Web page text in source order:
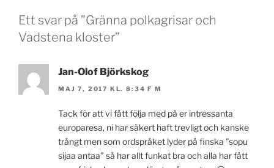
Ett svar på ”Gränna polkagrisar och
Vadstena kloster”
Jan-Olof Björkskog
MAJ 7, 2017 KL. 8:34 F M
Tack för att vi fått följa med på er intressanta
europaresa, ni har säkert haft trevligt och kanske
trångt men som ordspråket lyder på finska ”sopu
sijaa antaa” så har allt funkat bra och alla har fått